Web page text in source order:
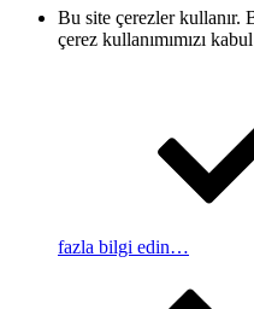
Bu site çerezler kullanır.
çerez kullanımımızı
fazla bilgi edin…